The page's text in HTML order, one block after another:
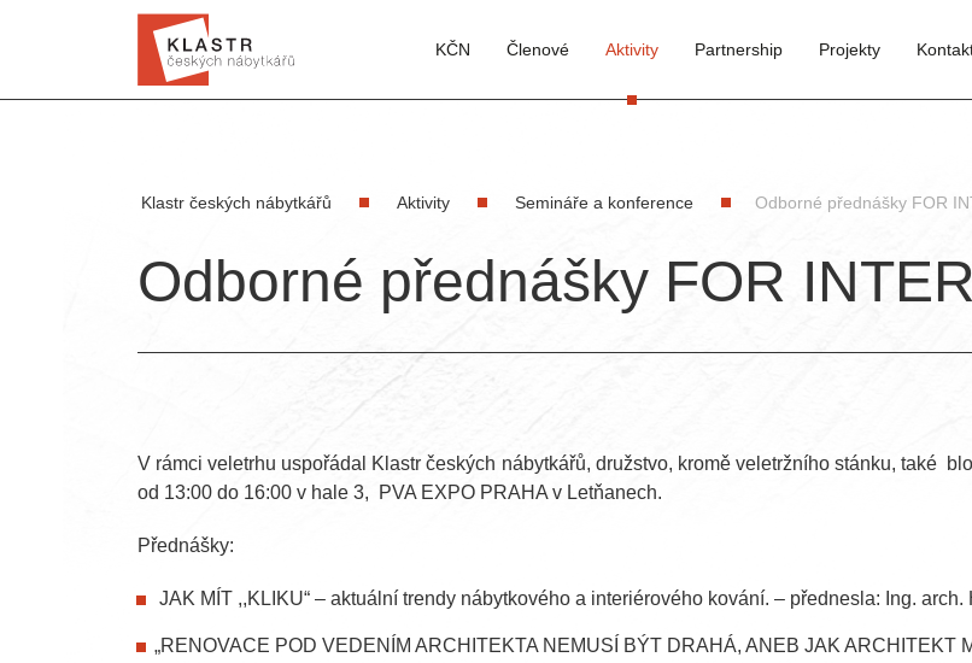
KČN Členové Aktivity Partnership Projekty
Klastr českých nábytkářů Aktivity Semináře a konference Odborné přednášky FOR
Odborné přednášky FOR
V rámci veletrhu uspořádal Klastr českých nábytkářů, družstvo, kromě veletržního stánku, také
od 13:00 do 16:00 v hale 3, PVA EXPO PRAHA v Letňanech.
Přednášky:
JAK MÍT ,,KLIKU“ – aktuální trendy nábytkového a interiérového kování. – přednesla: Ing. arch.
„RENOVACE POD VEDENÍM ARCHITEKTA NEMUSÍ BÝT DRAHÁ, ANEB JAK ARCHITEKT